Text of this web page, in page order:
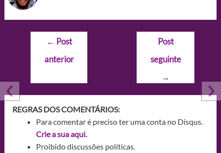
Navegação
Post
← Post
anterior
Post
seguinte
→
REGRAS DOS COMENTÁRIOS:
Para comentar é preciso ter uma conta no Disqus.
Crie a sua aqui.
Proibido discussões políticas.